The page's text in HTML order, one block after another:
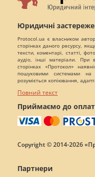
Юридичні
Protocol.ua є власником
сторінках даного ресурсу,
тексти, коментарі, статті,
аудіо, інші матеріали. При
сторінках «Протокол»
пошуковими системами на
розуміється копіювання,
Повний текст
Приймаємо до
Copyright © 2014-2026
Партнери